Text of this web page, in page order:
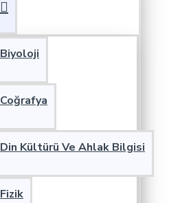
Biyoloji
Coğrafya
Din Kültürü Ve Ahlak Bilgisi
Fizik